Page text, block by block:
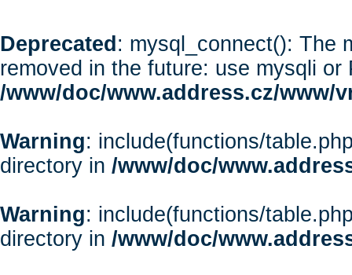
Deprecated : mysql_connect(): The
removed in the future: use mysqli or
/www/doc/www.address.cz/www/
Warning: include(functions/
directory in /www/doc/
Warning: include(functions/
directory in /www/doc/